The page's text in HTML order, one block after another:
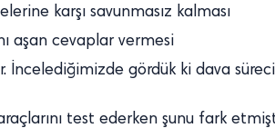
karşı savunmasız kalması
aşan cevaplar vermesi
İncelediğimizde gördük ki dava
test ederken şunu fark